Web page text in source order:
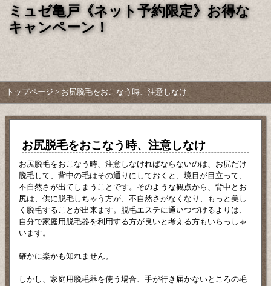
ミュゼ亀戸《ネット予約限定》お得な
キャンペーン！
トップページ > お尻脱毛をおこなう時、注意しなけ
お尻脱毛をおこなう時、注意しなけ
お尻脱毛をおこなう時、注意しなければならないのは、お尻だけ
脱毛して、背中の毛はその通りにしておくと、境目が目立って、
不自然さが出てしまうことです。そのような観点から、背中とお
尻は、供に脱毛しちゃう方が、不自然さがなくなり、もっと美し
く脱毛することが出来ます。脱毛エステに通いつづけるよりは、
自分で家庭用脱毛器を利用する方が良いと考える方もいらっしゃ
います。
確かに楽かも知れません。
しかし、家庭用脱毛器を使う場合、手が行き届かないところの毛